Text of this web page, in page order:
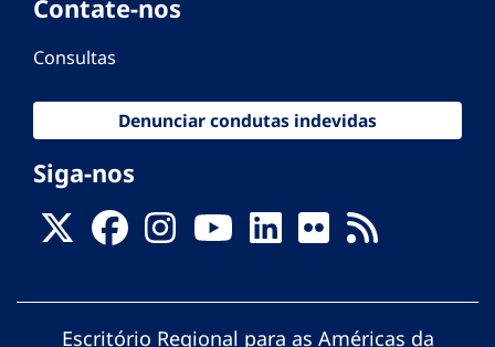
Contate-nos
Consultas
Denunciar condutas indevidas
Siga-nos
Escritório Regional para as Américas da